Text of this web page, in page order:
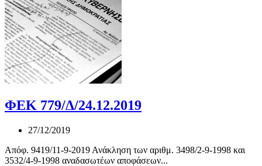
ΦΕΚ 779/Δ/24.12.2019
27/12/2019
Απόφ. 9419/11-9-2019 Ανάκληση των αριθμ. 3498/2-9-1998 και
3532/4-9-1998 αναδασωτέων αποφάσεων...